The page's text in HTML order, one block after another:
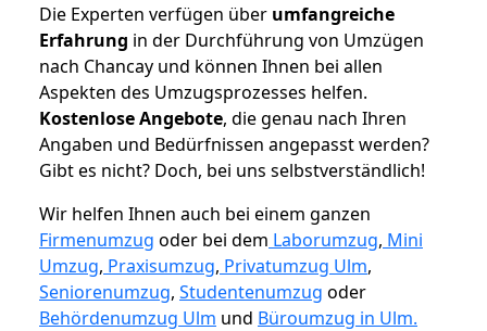
Die Experten verfügen über umfangreiche
Erfahrung in der Durchführung von Umzügen
nach Chancay und können Ihnen bei allen
Aspekten des Umzugsprozesses helfen.
Kostenlose Angebote, die genau nach Ihren
Angaben und Bedürfnissen angepasst werden?
Gibt es nicht? Doch, bei uns selbstverständlich!
Wir helfen Ihnen auch bei einem ganzen
Firmenumzug oder bei dem Laborumzug, Mini
Umzug, Praxisumzug, Privatumzug Ulm,
Seniorenumzug, Studentenumzug oder
Behördenumzug Ulm und Büroumzug in Ulm.